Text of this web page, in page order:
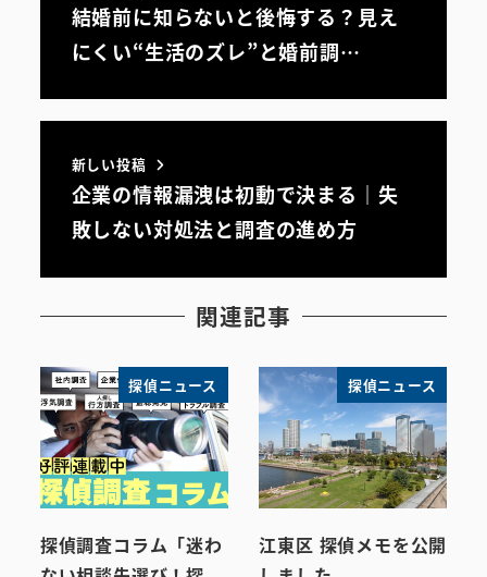
結婚前に知らないと後悔する？見え
にくい“生活のズレ”と婚前調…
新しい投稿
企業の情報漏洩は初動で決まる｜失
敗しない対処法と調査の進め方
関連記事
探偵ニュース
探偵調査コラム「迷わ
探偵ニュース
江東区 探偵メモを公開